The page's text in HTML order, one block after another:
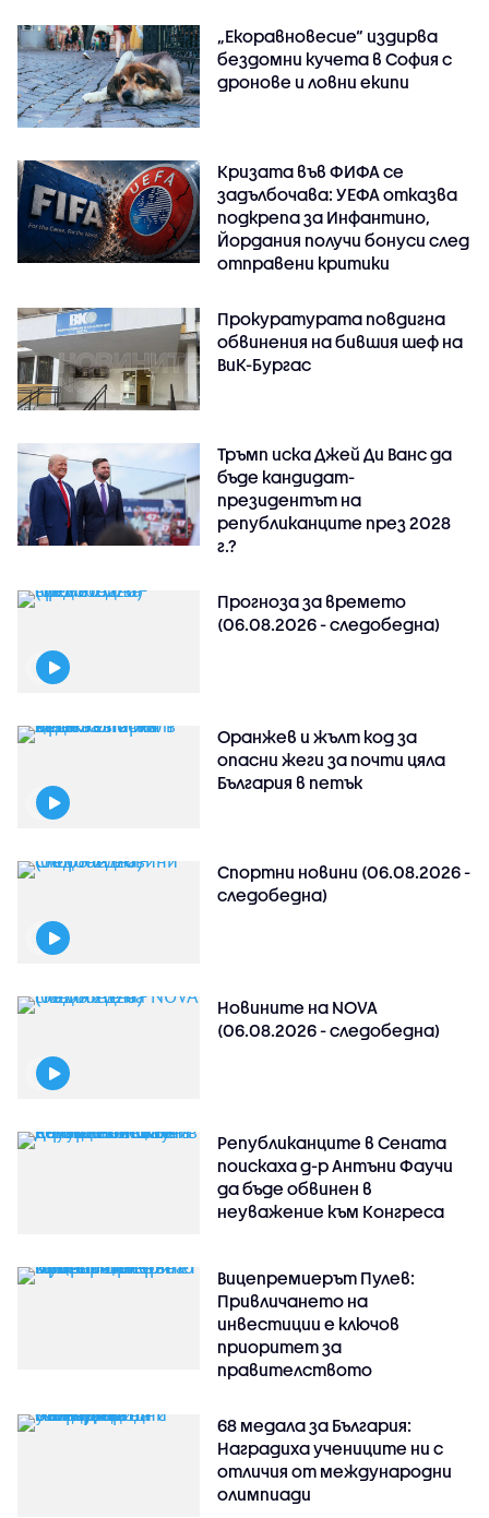
„Екоравновесие“ издирва
бездомни кучета в София с
дронове и ловни екипи
Кризата във ФИФА се
задълбочава: УЕФА отказва
подкрепа за Инфантино,
Йордания получи бонуси след
отправени критики
Прокуратурата повдигна
обвинения на бившия шеф на
ВиК-Бургас
Тръмп иска Джей Ди Ванс да
бъде кандидат-
президентът на
републиканците през 2028
г.?
Прогноза за времето
(06.08.2026 - следобедна)
Оранжев и жълт код за
опасни жеги за почти цяла
България в петък
Спортни новини (06.08.2026 -
следобедна)
Новините на NOVA
(06.08.2026 - следобедна)
Републиканците в Сената
поискаха д-р Антъни Фаучи
да бъде обвинен в
неуважение към Конгреса
Вицепремиерът Пулев:
Привличането на
инвестиции е ключов
приоритет за
правителството
68 медала за България:
Наградиха учениците ни с
отличия от международни
олимпиади